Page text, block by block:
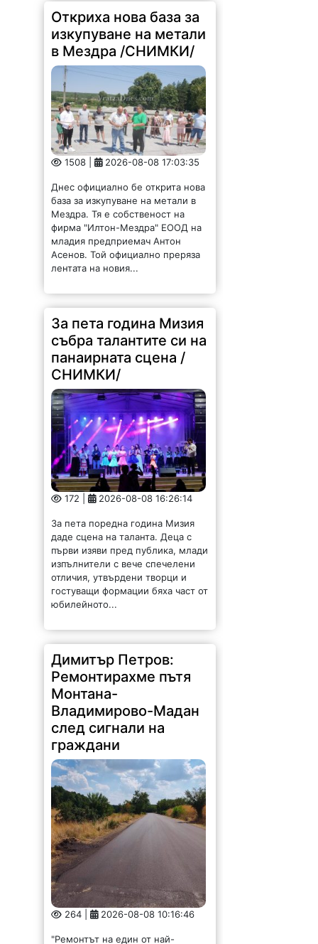
Откриха нова база за
изкупуване на метали
в Мездра /СНИМКИ/
1508 | 2026-08-08 17:03:35
база за изкупуване на метали в
Мездра. Тя е собственост на
фирма "Илтон-Мездра" ЕООД на
младия предприемач Антон
Асенов. Той официално преряза
лентата на новия...
За пета година Мизия
събра талантите си на
панаирната сцена /
СНИМКИ/
172 | 2026-08-08 16:26:14
даде сцена на таланта. Деца с
първи изяви пред публика, млади
изпълнители с вече спечелени
отличия, утвърдени творци и
гостуващи формации бяха част от
юбилейното...
Димитър Петров:
Ремонтирахме пътя
Монтана-
Владимирово-Мадан
след сигнали на
граждани
264 | 2026-08-08 10:16:46